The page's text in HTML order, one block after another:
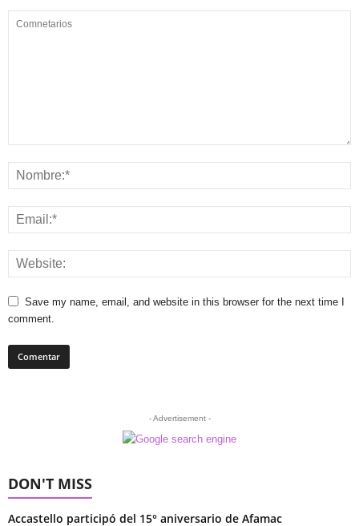
Save my name, email, and website in this browser for the next time I
comment.
- Advertisement -
DON'T MISS
Accastello participó del 15° aniversario de Afamac